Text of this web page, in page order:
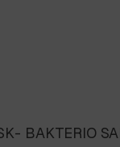
BAKTERIO